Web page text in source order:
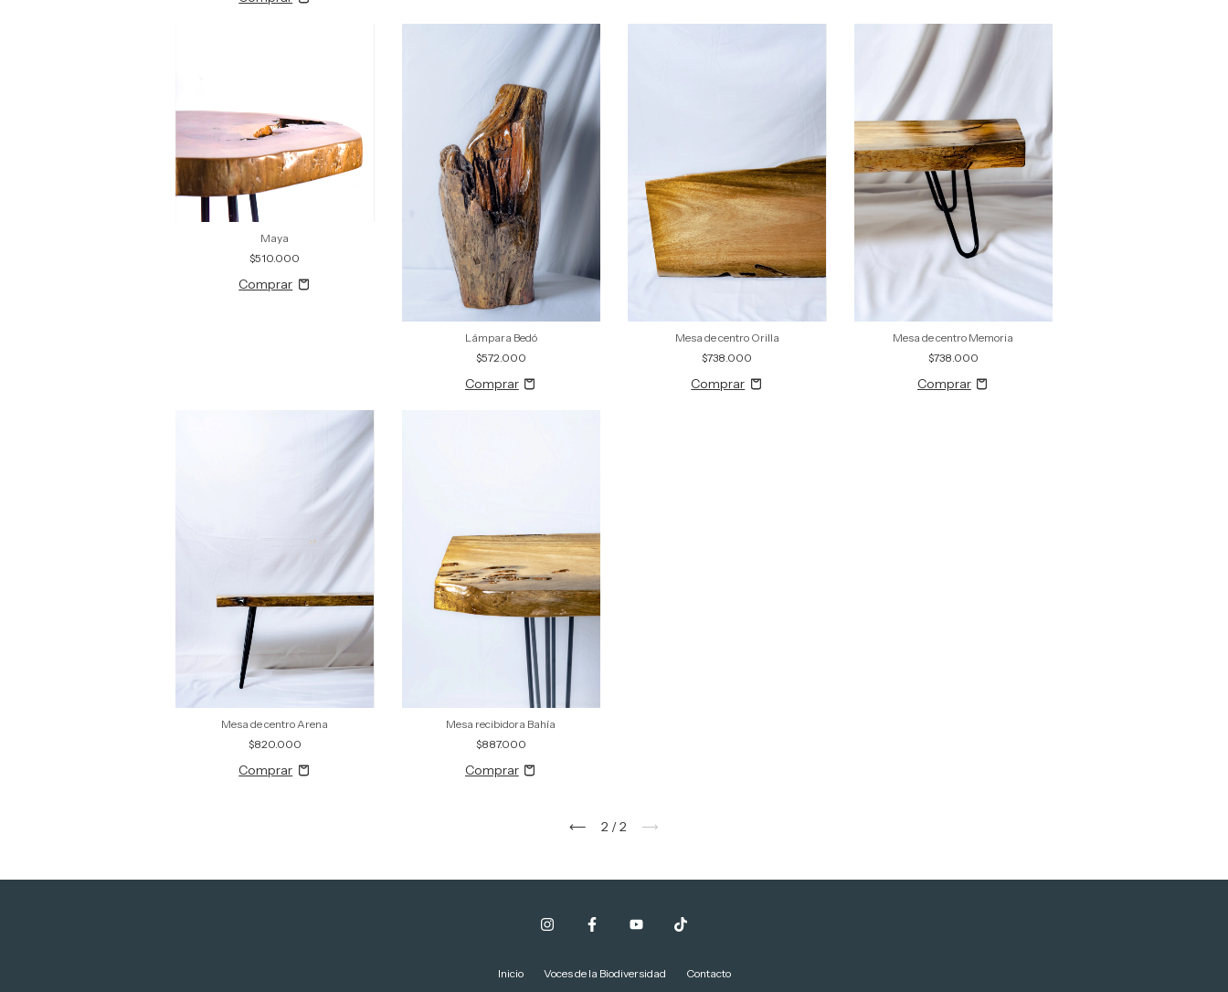
Maya
$510.000
Lámpara Bedó
$572.000
Mesa de centro Orilla
$738.000
Mesa de centro Memoria
$738.000
Mesa de centro Arena
$820.000
Mesa recibidora Bahía
$887.000
2 /2
Inicio Voces de la Biodiversidad Contacto